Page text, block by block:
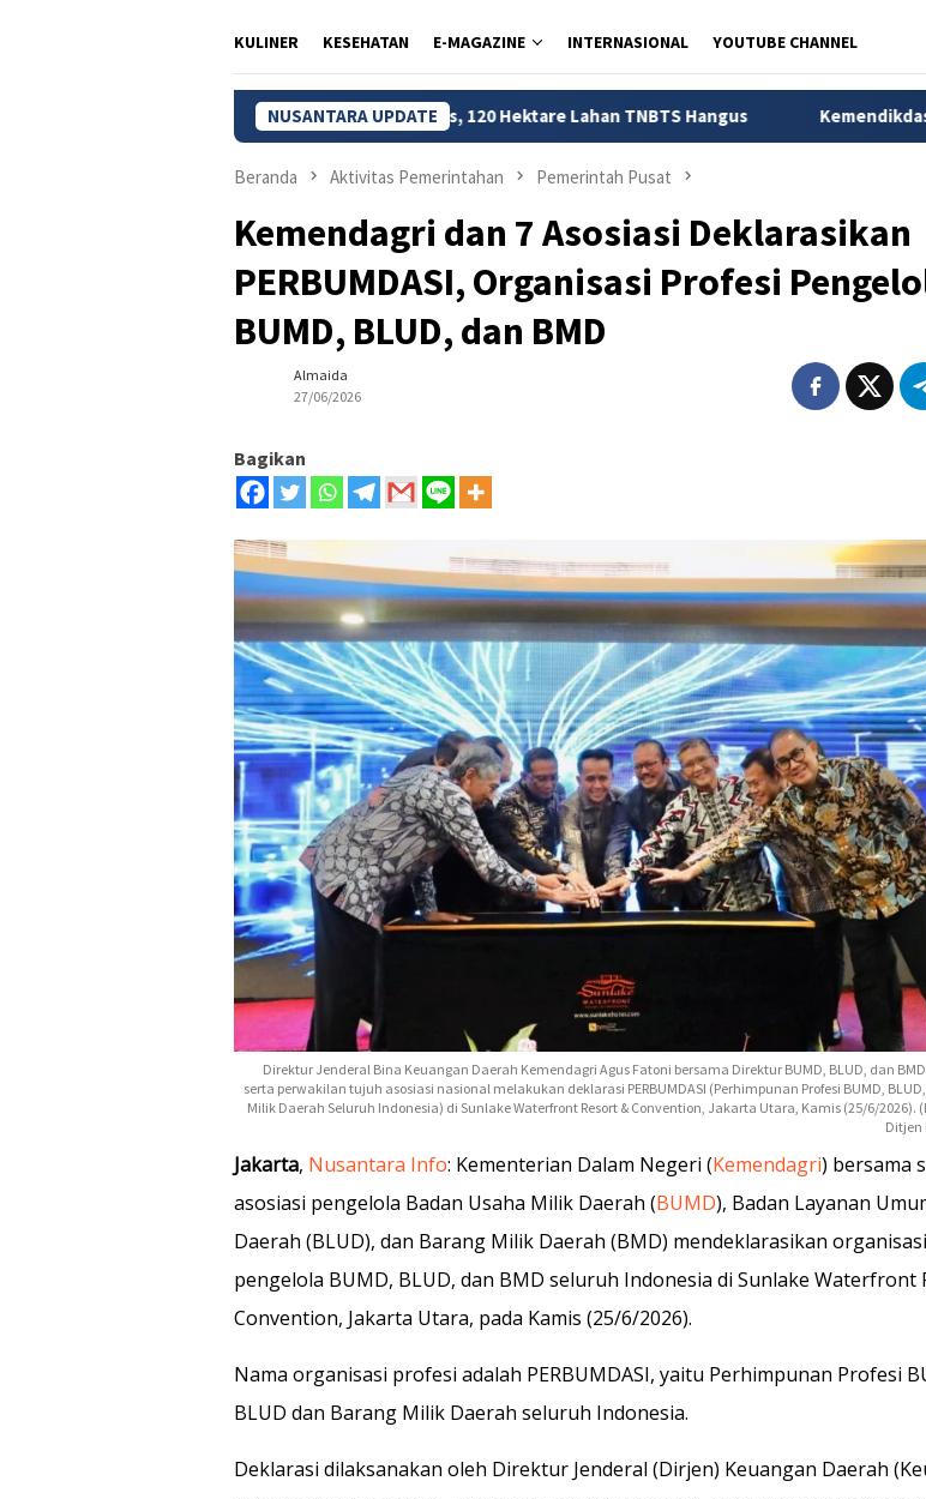
KULINER KESEHATAN E-MAGAZINE INTERNASIONAL YOUTUBE CHANNEL
NUSANTARA UPDATE
Kebakaran Bromo Meluas, 120 Hektare Lahan TNBTS Hangus Kemendikdasmen Ungkap 56
Beranda Aktivitas Pemerintahan Pemerintah Pusat
Kemendagri dan 7 Asosiasi Deklarasikan
PERBUMDASI, Organisasi Profesi
BUMD, BLUD, dan BMD
Almaida
27/06/2026
Bagikan
Direktur Jenderal Bina Keuangan Daerah Kemendagri Agus Fatoni bersama Direktur BUMD, BLUD, dan
serta perwakilan tujuh asosiasi nasional melakukan deklarasi PERBUMDASI (Perhimpunan Profesi BUMD,
Milik Daerah Seluruh Indonesia) di Sunlake Waterfront Resort & Convention, Jakarta Utara, Kamis (25/6/2026).
Ditjen
Jakarta, Nusantara Info: Kementerian Dalam Negeri (Kemendagri) bersama
asosiasi pengelola Badan Usaha Milik Daerah (BUMD), Badan Layanan
Daerah (BLUD), dan Barang Milik Daerah (BMD) mendeklarasikan
pengelola BUMD, BLUD, dan BMD seluruh Indonesia di Sunlake Waterfront
Convention, Jakarta Utara, pada Kamis (25/6/2026).
Nama organisasi profesi adalah PERBUMDASI, yaitu Perhimpunan Profesi
BLUD dan Barang Milik Daerah seluruh Indonesia.
Deklarasi dilaksanakan oleh Direktur Jenderal (Dirjen) Keuangan Daerah